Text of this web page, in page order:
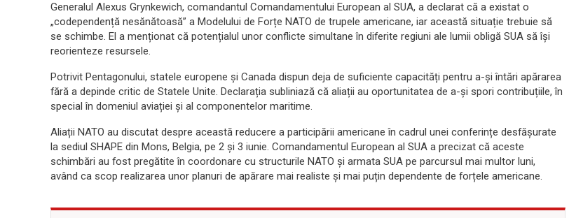
Generalul Alexus Grynkewich, comandantul Comandamentului European al SUA, a declarat că a existat o
„codependență nesănătoasă” a Modelului de Forțe NATO de trupele americane, iar această situație trebuie să
se schimbe. El a menționat că potențialul unor conflicte simultane în diferite regiuni ale lumii obligă SUA să își
reorienteze resursele.
Potrivit Pentagonului, statele europene și Canada dispun deja de suficiente capacități pentru a-și întări apărarea
fără a depinde critic de Statele Unite. Declarația subliniază că aliații au oportunitatea de a-și spori contribuțiile, în
special în domeniul aviației și al componentelor maritime.
Aliații NATO au discutat despre această reducere a participării americane în cadrul unei conferințe desfășurate
la sediul SHAPE din Mons, Belgia, pe 2 și 3 iunie. Comandamentul European al SUA a precizat că aceste
schimbări au fost pregătite în coordonare cu structurile NATO și armata SUA pe parcursul mai multor luni,
având ca scop realizarea unor planuri de apărare mai realiste și mai puțin dependente de forțele americane.